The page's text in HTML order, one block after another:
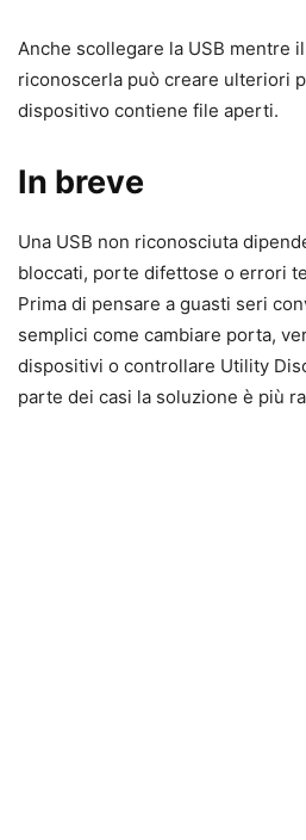
Anche scollegare la USB mentre
riconoscerla può creare ulteriori
dispositivo contiene file aperti.
In breve
Una USB non riconosciuta
bloccati, porte difettose o errori
Prima di pensare a guasti seri
semplici come cambiare porta,
dispositivi o controllare Utility
parte dei casi la soluzione è più